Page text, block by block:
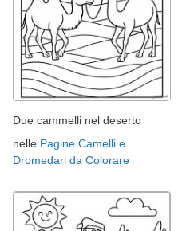
Due cammelli nel deserto
nelle Pagine Camelli e
Dromedari da Colorare